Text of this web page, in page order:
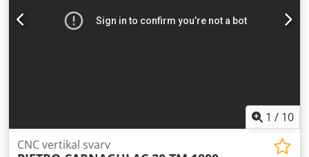
1 / 10
CNC vertikal svarv